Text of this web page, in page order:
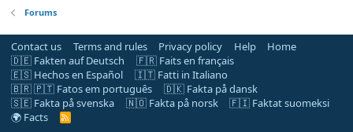
Forums
Contact us Terms and rules Privacy policy Help
Home
🇩🇪 Fakten auf Deutsch
🇫🇷 Faits en français
🇪🇸 Hechos en Español
🇮🇹 Fatti in Italiano
🇧🇷 🇵🇹 Fatos em português
🇩🇰 Fakta på dansk
🇸🇪 Fakta på svenska
🇳🇴 Fakta på norsk
🇫🇮 Faktat suomeksi
🌍 Facts
R